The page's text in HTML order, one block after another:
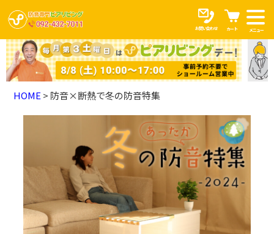
お問い合わせ カート メニュー
HOME 防音×断熱で冬の防音特集